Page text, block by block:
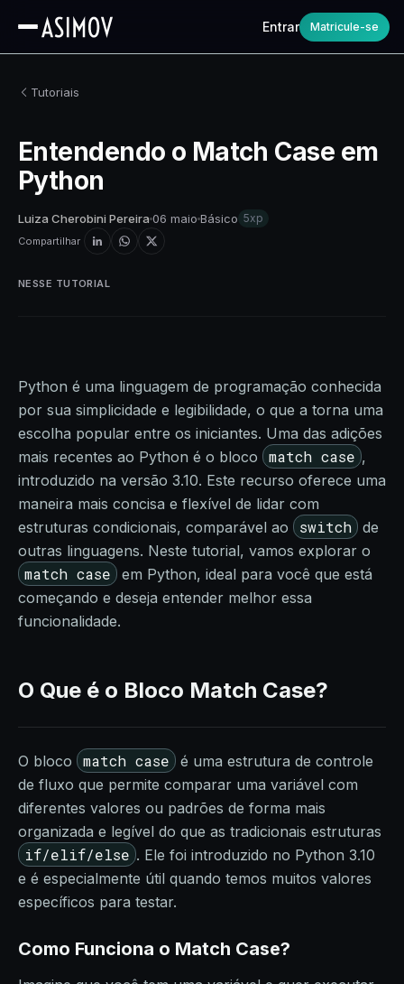
Entrar Matricule-se
Tutoriais
Entendendo o Match Case em
Python
Luiza Cherobini Pereira 06 maio Básico 5xp
Compartilhar
Python é uma linguagem de programação conhecida
por sua simplicidade e legibilidade, o que a torna uma
escolha popular entre os iniciantes. Uma das adições
mais recentes ao Python é o bloco
match case ,
introduzido na versão 3.10. Este recurso oferece uma
maneira mais concisa e flexível de lidar com
estruturas condicionais, comparável ao
switch de
outras linguagens. Neste tutorial, vamos explorar o
match case
em Python, ideal para você que está
começando e deseja entender melhor essa
funcionalidade.
O Que é o Bloco Match Case?
O bloco match case
é uma estrutura de controle
de fluxo que permite comparar uma variável com
diferentes valores ou padrões de forma mais
organizada e legível do que as tradicionais estruturas
if/elif/else . Ele foi introduzido no Python 3.10
e é especialmente útil quando temos muitos valores
específicos para testar.
Como Funciona o Match Case?
NESSE TUTORIAL